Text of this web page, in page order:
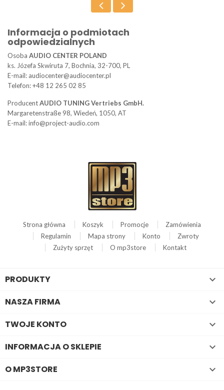
Informacja o podmiotach
odpowiedzialnych
Osoba AUDIO CENTER POLAND
ks. Józefa Skwiruta 7, Bochnia, 32-700, PL
E-mail: audiocenter@audiocenter.pl
Telefon: +48 12 265 02 85
ProducentAUDIO TUNING Vertriebs GmbH.
Margaretenstraße 98, Wiedeń, 1050, AT
E-mail: info@project-audio.com
Strona główna Koszyk Promocje
Zamówienia
Regulamin
Mapa strony Konto
Zwroty
Zużyty sprzęt
O mp3store Kontakt
PRODUKTY 
NASZA FIRMA 
TWOJE KONTO 
INFORMACJA O SKLEPIE 
O MP3STORE 